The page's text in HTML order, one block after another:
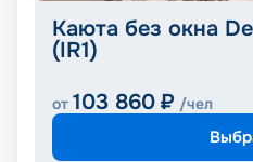
Каюта без окна
(IR1)
от 103 860 ₽ /чел